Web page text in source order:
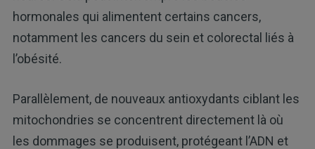
hormonales qui alimentent certains cancers,
notamment les cancers du sein et colorectal liés à
l’obésité.
Parallèlement, de nouveaux antioxydants ciblant les
mitochondries se concentrent directement là où
les dommages se produisent, protégeant l’ADN et